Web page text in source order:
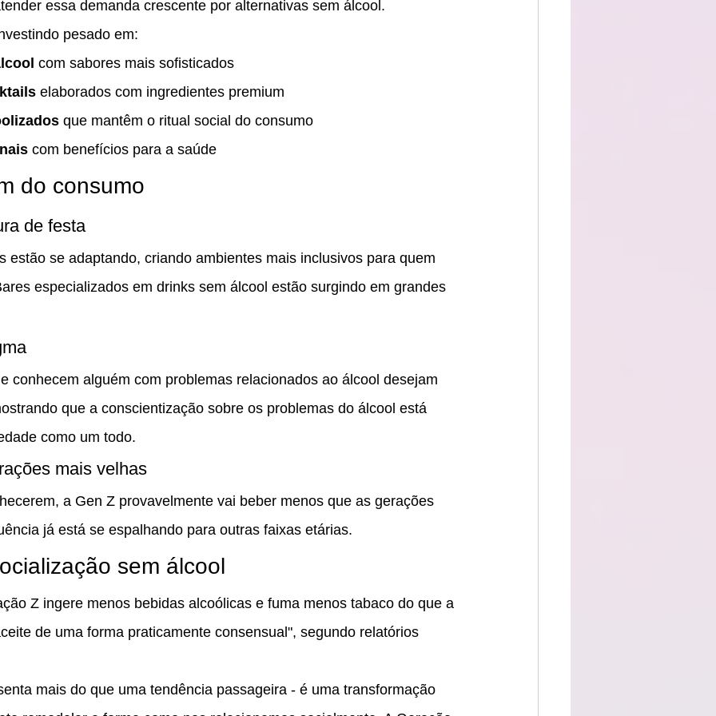
essa demanda crescente por alternativas sem álcool.
pesado em:
com sabores mais sofisticados
elaborados com ingredientes premium
que mantêm o ritual social do consumo
com benefícios para a saúde
do consumo
de festa
estão se adaptando, criando ambientes mais inclusivos para quem
especializados em drinks sem álcool estão surgindo em grandes
conhecem alguém com problemas relacionados ao álcool desejam
que a conscientização sobre os problemas do álcool está
como um todo.
mais velhas
a Gen Z provavelmente vai beber menos que as gerações
já está se espalhando para outras faixas etárias.
sem álcool
Z ingere menos bebidas alcoólicas e fuma menos tabaco do que a
de uma forma praticamente consensual", segundo relatórios
mais do que uma tendência passageira - é uma transformação